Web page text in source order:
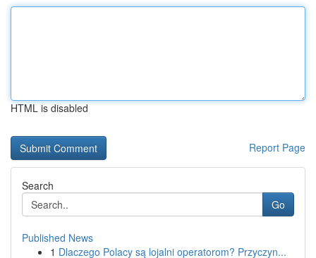
HTML is disabled
Report Page
Search
Go
Published News
1 Dlaczego Polacy są lojalni operatorom? Przyczyn...